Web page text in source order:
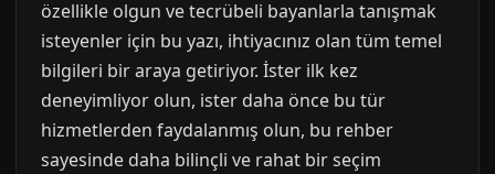
özellikle olgun ve tecrübeli bayanlarla tanışmak
isteyenler için bu yazı, ihtiyacınız olan tüm temel
bilgileri bir araya getiriyor. İster ilk kez
deneyimliyor olun, ister daha önce bu tür
hizmetlerden faydalanmış olun, bu rehber
sayesinde daha bilinçli ve rahat bir seçim